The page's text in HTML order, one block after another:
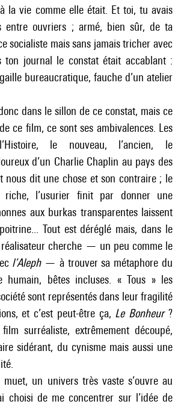
la vie comme elle était. Et toi, tu avais
entre ouvriers ; armé, bien sûr, de ta
socialiste mais sans jamais tricher avec
ton journal le constat était accablant :
bureaucratique, fauche d’un atelier
dans le sillon de ce constat, mais ce
ce film, ce sont ses ambivalences. Les
le nouveau, l’ancien, le
d’un Charlie Chaplin au pays des
dit une chose et son contraire ; le
riche, l’usurier finit par donner une
aux burkas transparentes laissent
Tout est déréglé mais, dans le
réalisateur cherche — un peu comme le
l’Aleph — à trouver sa métaphore du
humain, bêtes incluses. « Tous » les
sont représentés dans leur fragilité
et c’est peut-être ça, Le Bonheur?
surréaliste, extrêmement découpé,
sidérant, du cynisme mais aussi une
muet, un univers très vaste s’ouvre au
choisi de me concentrer sur l’idée de